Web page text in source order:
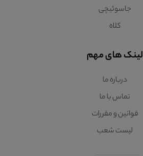
جاسوئیچی
کلاه
لینک های مهم
درباره ما
تماس با ما
قوانین و مقررات
لیست شعب